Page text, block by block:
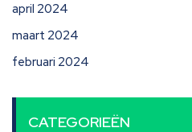
april 2024
maart 2024
februari 2024
CATEGORIEËN